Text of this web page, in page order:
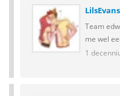
LilsEvans
Team
me wel
1